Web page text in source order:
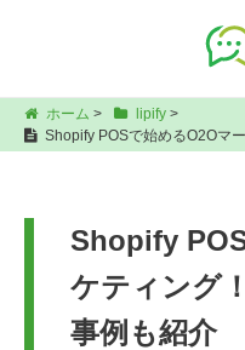
ホーム > lipify >
Shopify POSで始めるO2Oマ
Shopify
ケティング
事例も紹介